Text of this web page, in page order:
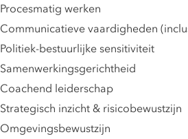
Procesmatig werken
Communicatieve vaardigheden
Politiek-bestuurlijke sensitiviteit
Samenwerkingsgerichtheid
Coachend leiderschap
Strategisch inzicht & risicobewustzijn
Omgevingsbewustzijn